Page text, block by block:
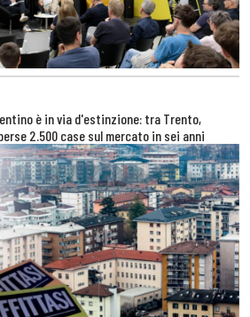
è in via d'estinzione: tra Trento,
2.500 case sul mercato in sei anni